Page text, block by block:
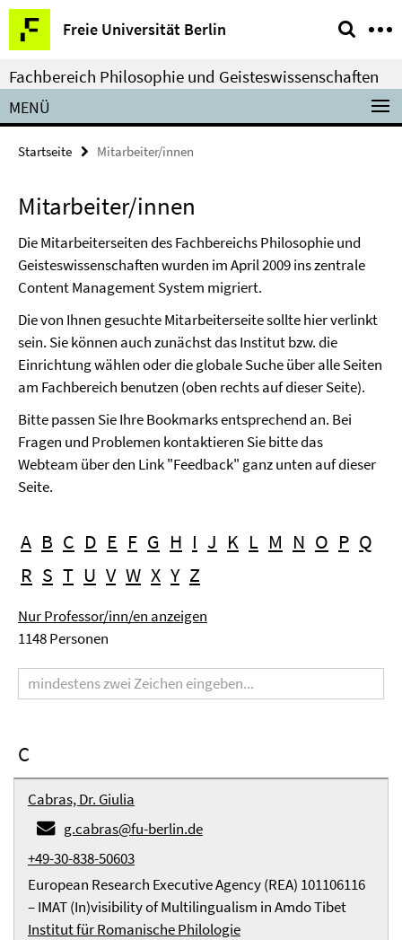
Springe
direkt
zu
Inhalt
Freie Universität Berlin
Service-
Navigation
Fachbereich Philosophie und Geisteswissenschaften
MENÜ
Startseite Mitarbeiter/innen
Mitarbeiter/innen
Die Mitarbeiterseiten des Fachbereichs Philosophie und
Geisteswissenschaften wurden im April 2009 ins zentrale
Content Management System migriert.
Die von Ihnen gesuchte Mitarbeiterseite sollte hier verlinkt
sein. Sie können auch zunächst das Institut bzw. die
Einrichtung wählen oder die globale Suche über alle Seiten
am Fachbereich benutzen (oben rechts auf dieser Seite).
Bitte passen Sie Ihre Bookmarks entsprechend an. Bei
Fragen und Problemen kontaktieren Sie bitte das
Webteam über den Link "Feedback" ganz unten auf dieser
Seite.
A B C D E F G H I J K L M N O P Q
R S T U V W X Y Z
Nur Professor/inn/en anzeigen
1148 Personen
C
Cabras, Dr. Giulia
g.cabras@fu-berlin.de
+49-30-838-50603
European Research Executive Agency (REA) 101106116
– IMAT (In)visibility of Multilingualism in Amdo Tibet
Institut für Romanische Philologie